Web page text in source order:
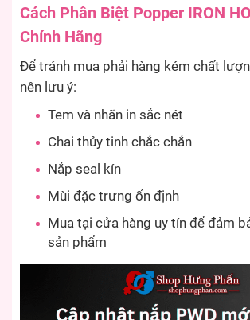
Cách Phân Biệt Popper IRON
Chính Hãng
Để tránh mua phải hàng kém chất
nên lưu ý:
Tem và nhãn in sắc nét
Chai thủy tinh chắc chắn
Nắp seal kín
Mùi đặc trưng ổn định
Mua tại cửa hàng uy tín để đảm
sản phẩm